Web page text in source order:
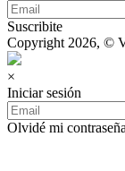
Suscribite
Copyright 2026, ©
×
Iniciar sesión
Olvidé mi contraseña